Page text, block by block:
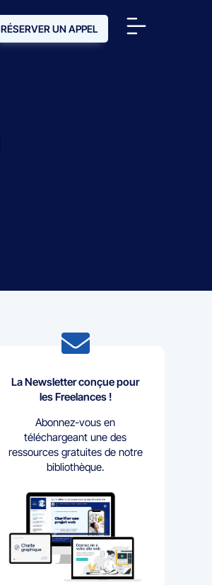
RÉSERVER UN APPEL

La Newsletter conçue pour
les Freelances !
Abonnez-vous en
téléchargeant une des
ressources gratuites de notre
bibliothèque.